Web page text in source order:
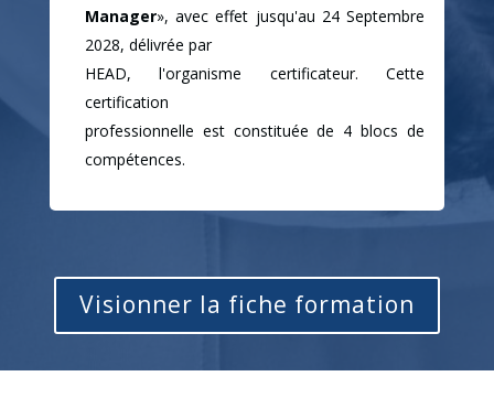
Manager», avec effet jusqu'au 24 Septembre
2028, délivrée par
HEAD, l'organisme certificateur. Cette
certification
professionnelle est constituée de 4 blocs de
compétences.
Visionner la fiche formation